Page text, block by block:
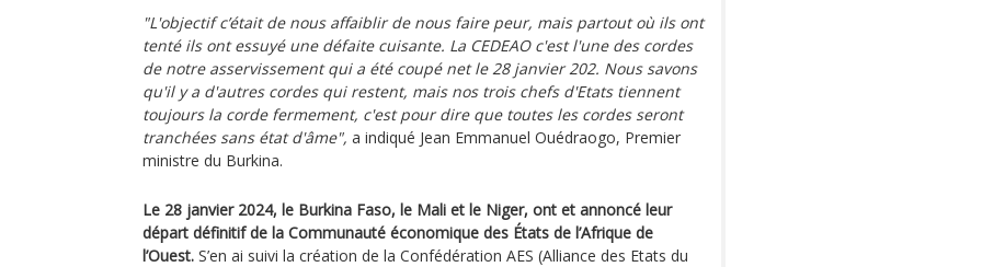
"L'objectif c’était de nous affaiblir de nous faire peur, mais partout où ils ont
tenté ils ont essuyé une défaite cuisante. La CEDEAO c'est l'une des cordes
de notre asservissement qui a été coupé net le 28 janvier 202. Nous savons
qu'il y a d'autres cordes qui restent, mais nos trois chefs d'Etats tiennent
toujours la corde fermement, c'est pour dire que toutes les cordes seront
tranchées sans état d'âme", a indiqué Jean Emmanuel Ouédraogo, Premier
ministre du Burkina.
Le 28 janvier 2024, le Burkina Faso, le Mali et le Niger, ont et annoncé leur
départ définitif de la Communauté économique des États de l’Afrique de
l’Ouest. S’en ai suivi la création de la Confédération AES (Alliance des Etats du